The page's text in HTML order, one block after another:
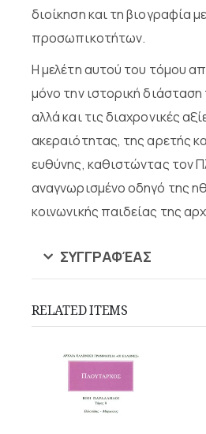
διοίκηση και τη βιογραφία
προσωπικοτήτων.
Η μελέτη αυτού του τόμου
μόνο την ιστορική
αλλά και τις διαχρονικές
ακεραιότητας, της αρετής
ευθύνης, καθιστώντας τον
αναγνωρισμένο οδηγό της
κοινωνικής παιδείας της
ΣΥΓΓΡΑΦΈΑΣ
RELATED ITEMS